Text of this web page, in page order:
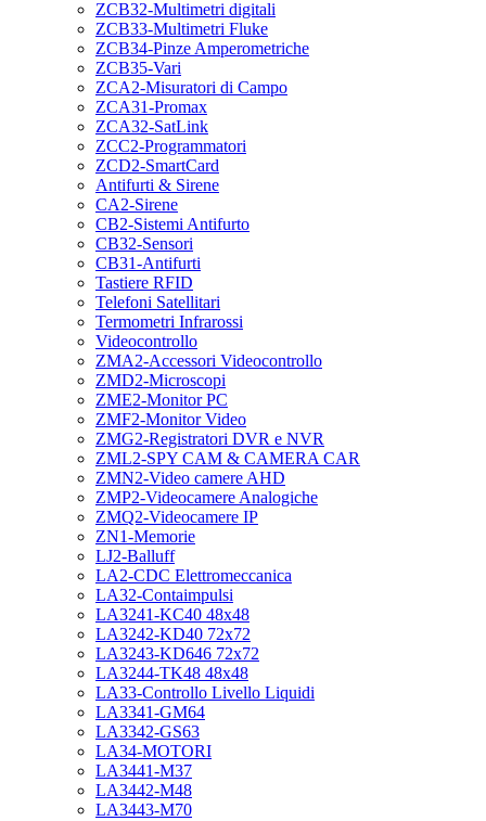
ZCB32-Multimetri digitali
ZCB33-Multimetri Fluke
ZCB34-Pinze Amperometriche
ZCB35-Vari
ZCA2-Misuratori di Campo
ZCA31-Promax
ZCA32-SatLink
ZCC2-Programmatori
ZCD2-SmartCard
Antifurti & Sirene
CA2-Sirene
CB2-Sistemi Antifurto
CB32-Sensori
CB31-Antifurti
Tastiere RFID
Telefoni Satellitari
Termometri Infrarossi
Videocontrollo
ZMA2-Accessori Videocontrollo
ZMD2-Microscopi
ZME2-Monitor PC
ZMF2-Monitor Video
ZMG2-Registratori DVR e NVR
ZML2-SPY CAM & CAMERA CAR
ZMN2-Video camere AHD
ZMP2-Videocamere Analogiche
ZMQ2-Videocamere IP
ZN1-Memorie
LJ2-Balluff
LA2-CDC Elettromeccanica
LA32-Contaimpulsi
LA3241-KC40 48x48
LA3242-KD40 72x72
LA3243-KD646 72x72
LA3244-TK48 48x48
LA33-Controllo Livello Liquidi
LA3341-GM64
LA3342-GS63
LA34-MOTORI
LA3441-M37
LA3442-M48
LA3443-M70